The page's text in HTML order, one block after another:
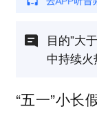
目的”大
中持续火
“五一”小长